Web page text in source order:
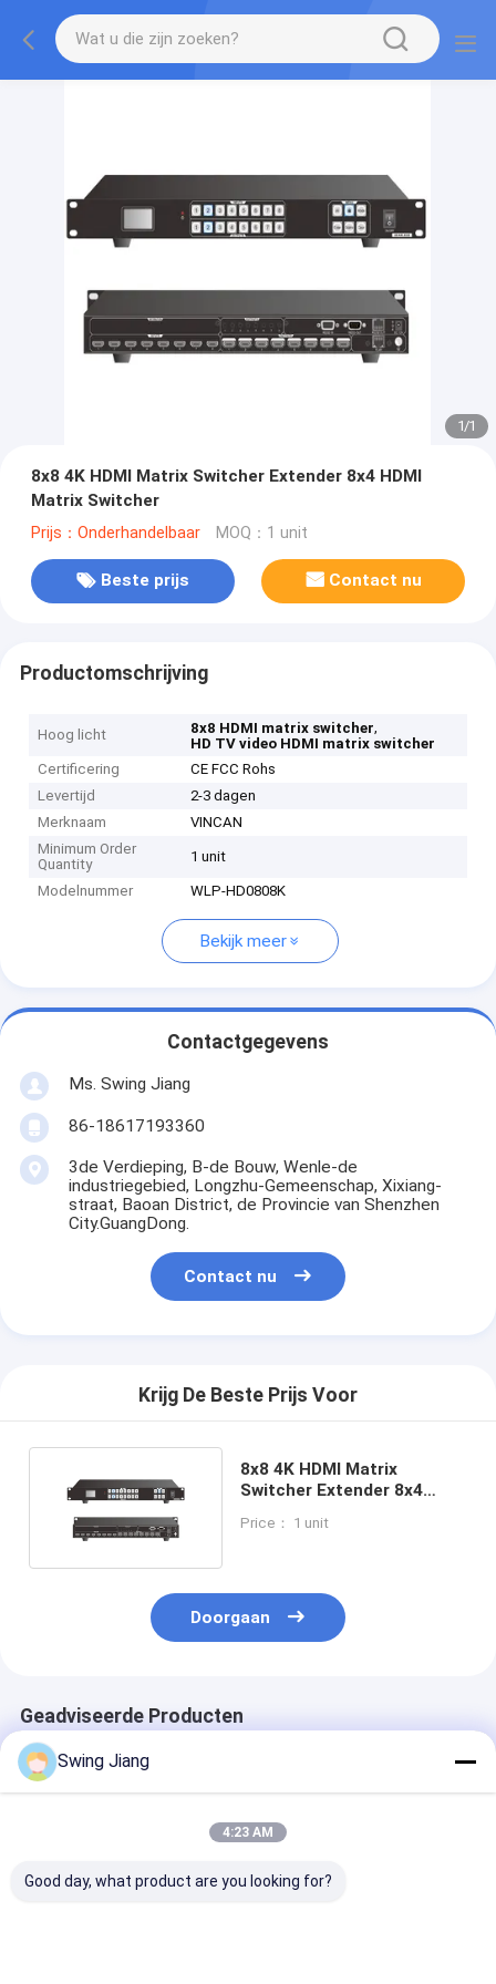
1/1
8x8 4K HDMI Matrix Switcher Extender 8x4 HDMI
Matrix Switcher
Prijs：Onderhandelbaar MOQ：1 unit
Beste prijs Contact nu
Productomschrijving
Hoog licht 8x8 HDMI matrix switcher,
HD TV video HDMI matrix switcher
Certificering
CE FCC Rohs
Levertijd
2-3 dagen
Merknaam
VINCAN
Minimum Order
Quantity
1 unit
Modelnummer WLP-HD0808K
Bekijk meer
Contactgegevens
Ms. Swing Jiang
86-18617193360
3de Verdieping, B-de Bouw, Wenle-de
industriegebied, Longzhu-Gemeenschap, Xixiang-
straat, Baoan District, de Provincie van Shenzhen
City.GuangDong.
Contact nu
Krijg De Beste Prijs Voor
8x8 4K HDMI Matrix
Switcher Extender 8x4
Price： 1 unit
Doorgaan
Geadviseerde Producten
Swing Jiang
4:23 AM
Good day, what product are you looking for?